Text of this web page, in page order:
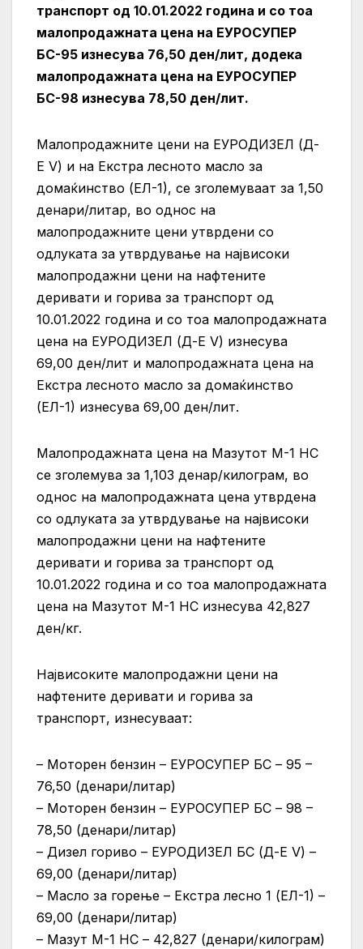
транспорт од 10.01.2022 година и со тоа
малопродажната цена на ЕУРОСУПЕР
БС-95 изнесува 76,50 ден/лит, додека
малопродажната цена на ЕУРОСУПЕР
БС-98 изнесува 78,50 ден/лит.
Малопродажните цени на ЕУРОДИЗЕЛ (Д-
Е V) и на Екстра лесното масло за
домаќинство (ЕЛ-1), се зголемуваат за 1,50
денари/литар, во однос на
малопродажните цени утврдени со
одлуката за утврдување на највисоки
малопродажни цени на нафтените
деривати и горива за транспорт од
10.01.2022 година и со тоа малопродажната
цена на ЕУРОДИЗЕЛ (Д-Е V) изнесува
69,00 ден/лит и малопродажната цена на
Екстра лесното масло за домаќинство
(ЕЛ-1) изнесува 69,00 ден/лит.
Малопродажната цена на Мазутот М-1 НС
се зголемува за 1,103 денар/килограм, во
однос на малопродажната цена утврдена
со одлуката за утврдување на највисоки
малопродажни цени на нафтените
деривати и горива за транспорт од
10.01.2022 година и со тоа малопродажната
цена на Мазутот М-1 НС изнесува 42,827
ден/кг.
Највисоките малопродажни цени на
нафтените деривати и горива за
транспорт, изнесуваат:
– Моторен бензин – ЕУРОСУПЕР БС – 95 –
76,50 (денари/литар)
– Моторен бензин – ЕУРОСУПЕР БС – 98 –
78,50 (денари/литар)
– Дизел гориво – ЕУРОДИЗЕЛ БС (Д-Е V) –
69,00 (денари/литар)
– Масло за горење – Екстра лесно 1 (ЕЛ-1) –
69,00 (денари/литар)
– Мазут М-1 НС – 42,827 (денари/килограм)